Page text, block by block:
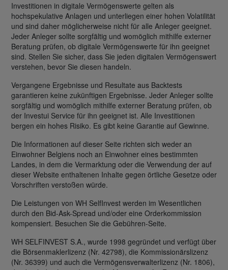
Investitionen in digitale Vermögenswerte gelten als
hochspekulative Anlagen und unterliegen einer hohen Volatilität
und sind daher möglicherweise nicht für alle Anleger geeignet.
Jeder Anleger sollte sorgfältig und womöglich mithilfe externer
Beratung prüfen, ob digitale Vermögenswerte für ihn geeignet
sind. Stellen Sie sicher, dass Sie jeden digitalen Vermögenswert
verstehen, bevor Sie diesen handeln.
Vergangene Ergebnisse und Resultate aus Backtests
garantieren keine zukünftigen Ergebnisse. Jeder Anleger sollte
sorgfältig und womöglich mithilfe externer Beratung prüfen, ob
der Investui Service für ihn geeignet ist. Alle Investitionen
bergen ein hohes Risiko. Es gibt keine Garantie auf Gewinne.
Die Informationen auf dieser Seite richten sich weder an
Einwohner Belgiens noch an Einwohner eines bestimmten
Landes, in dem die Vermarktung oder die Verwendung der auf
dieser Website enthaltenen Inhalte gegen örtliche Gesetze oder
Vorschriften verstoßen würde.
Die Leistungen von WH SelfInvest werden im Wesentlichen
durch den Bid-Ask-Spread und/oder eine Orderkommission
kompensiert. Besuchen Sie die Gebühren-Seite.
WH SELFINVEST S.A., wurde 1998 gegründet und verfügt über
die Börsenmaklerlizenz (Nr. 42798), die Kommissionärslizenz
(Nr. 36399) und auch die Vermögensverwalterlizenz (Nr. 1806),